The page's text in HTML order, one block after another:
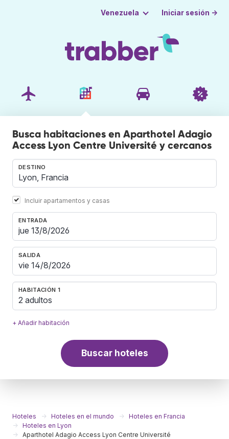
Venezuela Iniciar sesión →
Busca habitaciones en Aparthotel Adagio
Access Lyon Centre Université y cercanos
DESTINO
Incluir apartamentos y casas
ENTRADA
SALIDA
HABITACIÓN 1
2 adultos
+ Añadir habitación
Buscar hoteles
Hoteles Hoteles en el mundo
Hoteles en Francia
Hoteles en Lyon
Aparthotel Adagio Access Lyon Centre Université